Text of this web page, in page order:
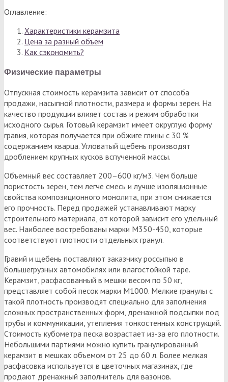
Оглавление:
Характеристики керамзита
Цена за разный объем
Как сэкономить?
Физические параметры
Отпускная стоимость керамзита зависит от способа
продажи, насыпной плотности, размера и формы зерен. На
качество продукции влияет состав и режим обработки
исходного сырья. Готовый керамзит имеет округлую форму
гравия, которая получается при обжиге глины с 30 %
содержанием кварца. Угловатый щебень производят
дроблением крупных кусков вспученной массы.
Объемный вес составляет 200–600 кг/м3. Чем больше
пористость зерен, тем легче смесь и лучше изоляционные
свойства композиционного монолита, при этом снижается
его прочность. Перед продажей устанавливают марку
строительного материала, от которой зависит его удельный
вес. Наиболее востребованы марки М350-450, которые
соответствуют плотности отдельных гранул.
Гравий и щебень поставляют заказчику россыпью в
большегрузных автомобилях или влагостойкой таре.
Керамзит, расфасованный в мешки весом по 50 кг,
представляет собой песок марки М1000. Мелкие гранулы с
такой плотность производят специально для заполнения
сложных пространственных форм, дренажной подсыпки под
трубы и коммуникации, утепления тонкостенных конструкций.
Стоимость кубометра песка возрастает из-за его плотности.
Небольшими партиями можно купить гранулированный
керамзит в мешках объемом от 25 до 60 л. Более мелкая
расфасовка используется в цветочных магазинах, где
продают дренажный заполнитель для вазонов.